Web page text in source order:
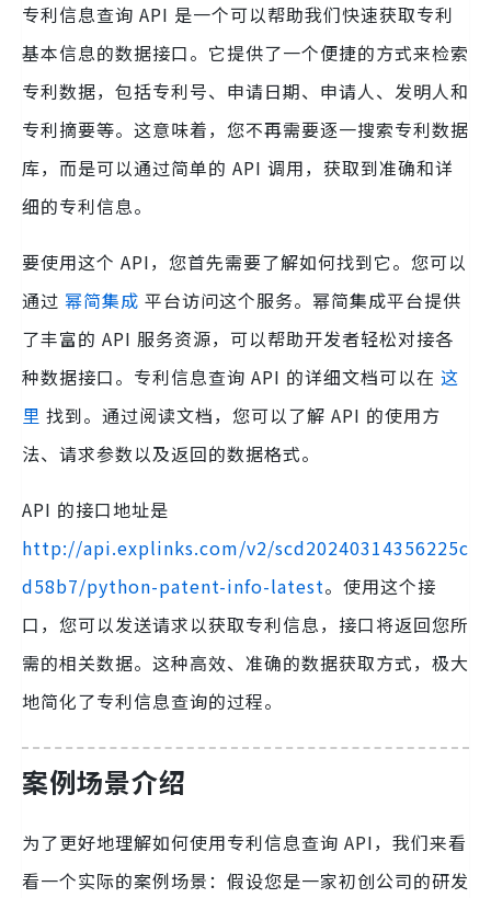
专利信息查询 API 是一个可以帮助我们快速获取专利
基本信息的数据接口。它提供了一个便捷的方式来检索
专利数据，包括专利号、申请日期、申请人、发明人和
专利摘要等。这意味着，您不再需要逐一搜索专利数据
库，而是可以通过简单的 API 调用，获取到准确和详
细的专利信息。
要使用这个 API，您首先需要了解如何找到它。您可以
通过 幂简集成 平台访问这个服务。幂简集成平台提供
了丰富的 API 服务资源，可以帮助开发者轻松对接各
种数据接口。专利信息查询 API 的详细文档可以在 这
里 找到。通过阅读文档，您可以了解 API 的使用方
法、请求参数以及返回的数据格式。
API 的接口地址是
http://api.explinks.com/v2/scd20240314356225c
d58b7/python-patent-info-latest。使用这个接
口，您可以发送请求以获取专利信息，接口将返回您所
需的相关数据。这种高效、准确的数据获取方式，极大
地简化了专利信息查询的过程。
案例场景介绍
为了更好地理解如何使用专利信息查询 API，我们来看
看一个实际的案例场景：假设您是一家初创公司的研发